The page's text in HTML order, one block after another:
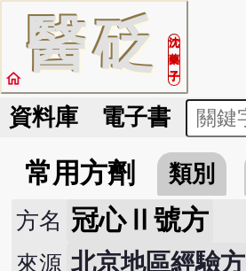
醫砭
沈
藥
子
home
資料庫 電子書
常用方劑 類別
方名 冠心Ⅱ號方
來源 北京地區經驗方